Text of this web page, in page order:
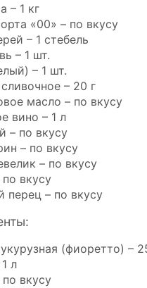
– 1 кг
«00» – по вкусу
– 1 стебель
– 1 шт.
– 1 шт.
– 20 г
масло – по вкусу
вино – 1 л
– по вкусу
– по вкусу
– по вкусу
вкусу
перец – по вкусу
(фиоретто) –
л
вкусу